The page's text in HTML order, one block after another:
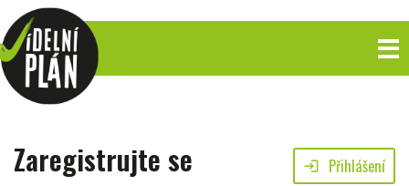
Zaregistrujte se login Přihlášení